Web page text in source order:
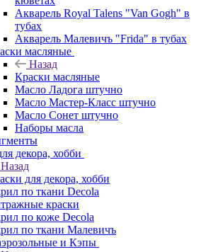
Акварель Royal Talens "Van Gogh" в
тубах
Акварель Малевичъ "Frida" в тубах
масляные
Назад
Краски масляные
Масло Ладога штучно
Масло Мастер-Класс штучно
Масло Сонет штучно
Наборы масла
декора, хобби
Назад
для декора, хобби
по ткани Decola
краски
по коже Decola
по ткани Малевичъ
и Кэпы